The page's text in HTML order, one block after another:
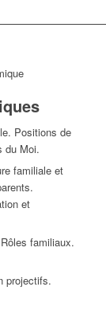
Positions de
du Moi.
familiale et
et
familiaux.
projectifs.